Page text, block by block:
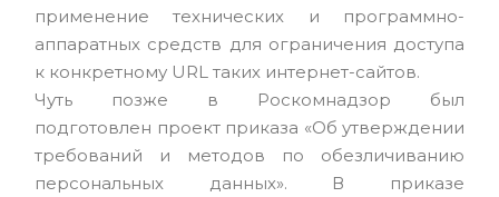
применение технических и программно-
аппаратных средств для ограничения доступа
к конкретному URL таких интернет-сайтов.
Чуть позже в Роскомнадзор был
подготовлен проект приказа «Об утверждении
требований и методов по обезличиванию
персональных данных». В приказе